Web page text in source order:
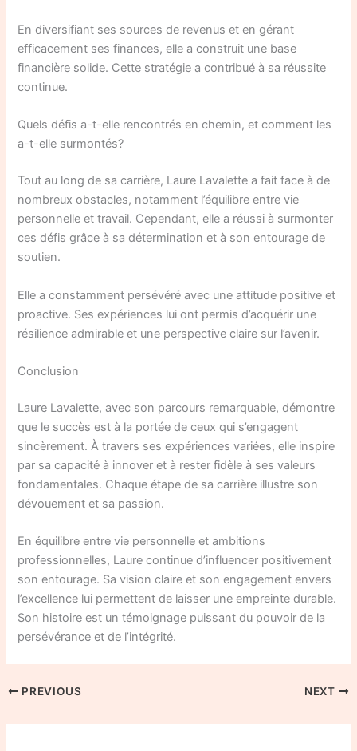
En diversifiant ses sources de revenus et en gérant
efficacement ses finances, elle a construit une base
financière solide. Cette stratégie a contribué à sa réussite
continue.
Quels défis a-t-elle rencontrés en chemin, et comment les
a-t-elle surmontés?
Tout au long de sa carrière, Laure Lavalette a fait face à de
nombreux obstacles, notamment l’équilibre entre vie
personnelle et travail. Cependant, elle a réussi à surmonter
ces défis grâce à sa détermination et à son entourage de
soutien.
Elle a constamment persévéré avec une attitude positive et
proactive. Ses expériences lui ont permis d’acquérir une
résilience admirable et une perspective claire sur l’avenir.
Conclusion
Laure Lavalette, avec son parcours remarquable, démontre
que le succès est à la portée de ceux qui s’engagent
sincèrement. À travers ses expériences variées, elle inspire
par sa capacité à innover et à rester fidèle à ses valeurs
fondamentales. Chaque étape de sa carrière illustre son
dévouement et sa passion.
En équilibre entre vie personnelle et ambitions
professionnelles, Laure continue d’influencer positivement
son entourage. Sa vision claire et son engagement envers
l’excellence lui permettent de laisser une empreinte durable.
Son histoire est un témoignage puissant du pouvoir de la
persévérance et de l’intégrité.
PREVIOUS NEXT